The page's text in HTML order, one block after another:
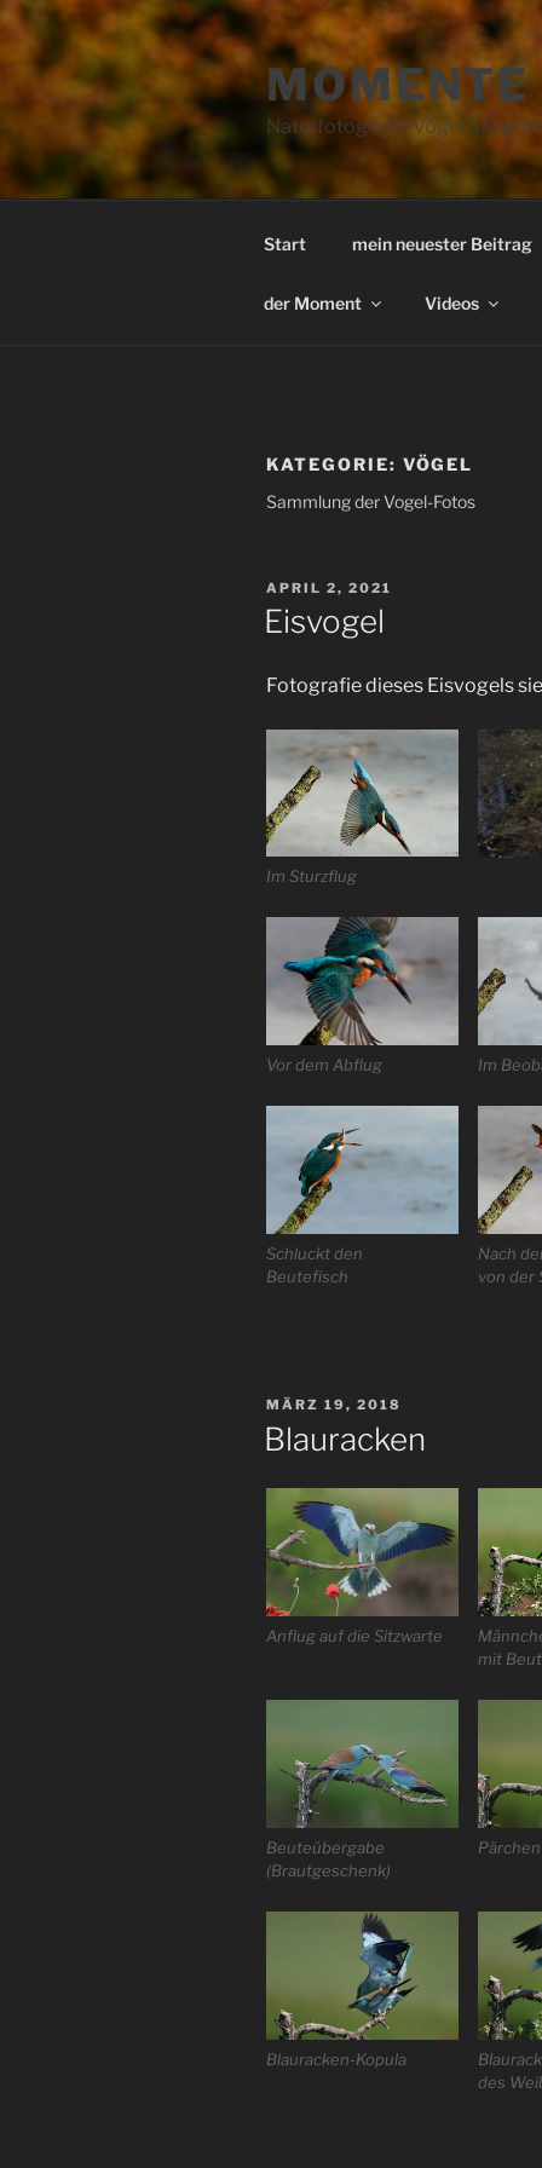
Zum
springen
MOMENTE
Naturfotografie Vögel
Start mein neuester Beitrag
der Moment Videos
KATEGORIE: VÖGEL
Sammlung der Vogel-Fotos
VERÖFFENTLICHT
AM
APRIL 2, 2021
Eisvogel
Fotografie dieses Eisvogels
Im Sturzflug
Vor dem Abflug Im
Schluckt den
Beutefisch
Nach
von der
VERÖFFENTLICHT
AM
MÄRZ 19, 2018
Blauracken
Anflug auf die Sitzwarte
mit
Beuteübergabe
(Brautgeschenk)
Pärchen
Blauracken-Kopula
des